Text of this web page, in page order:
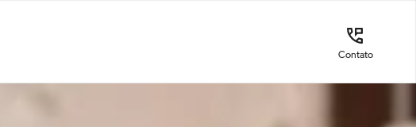
Contato